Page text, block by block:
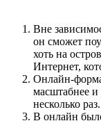
Вне
он сможет
хоть на
Интернет,
Онлайн-
масштабнее и
несколько раз.
В онлайн